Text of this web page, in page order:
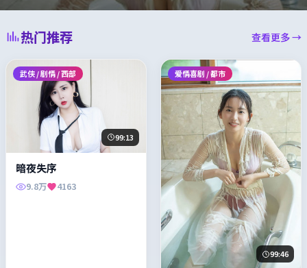
热门推荐 查看更多 →
武侠 / 剧情 / 西部
99:13
暗夜失序
9.8万 4163
爱情喜剧 / 都市
99:46